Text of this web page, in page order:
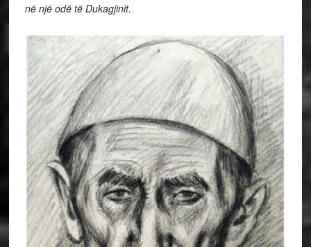
në një odë të Dukagjinit.